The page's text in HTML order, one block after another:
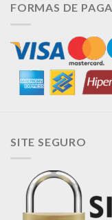
FORMAS DE
SITE SEGURO